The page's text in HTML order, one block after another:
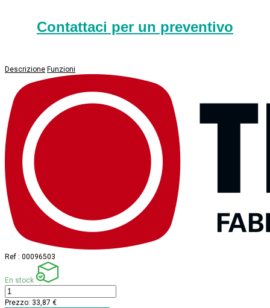
Contattaci per un preventivo
Descrizione Funzioni
Ref : 00096503
En stock
Prezzo: 33,87 €